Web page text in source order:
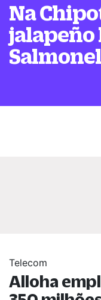
Na
jalapeño
Telecom
Alloha